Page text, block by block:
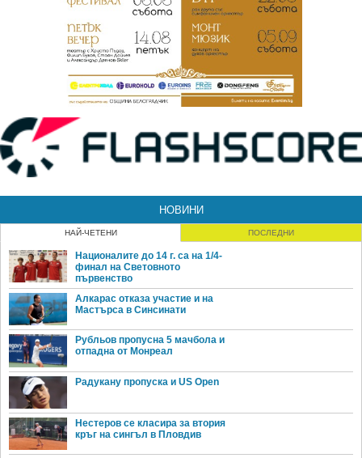
НОВИНИ
НАЙ-ЧЕТЕНИ ПОСЛЕДНИ
Националите до 14 г. са на 1/4-
финал на Световното
първенство
Алкарас отказа участие и на
Мастърса в Синсинати
Рубльов пропусна 5 мачбола и
отпадна от Монреал
Радукану пропуска и US Open
Нестеров се класира за втория
кръг на сингъл в Пловдив